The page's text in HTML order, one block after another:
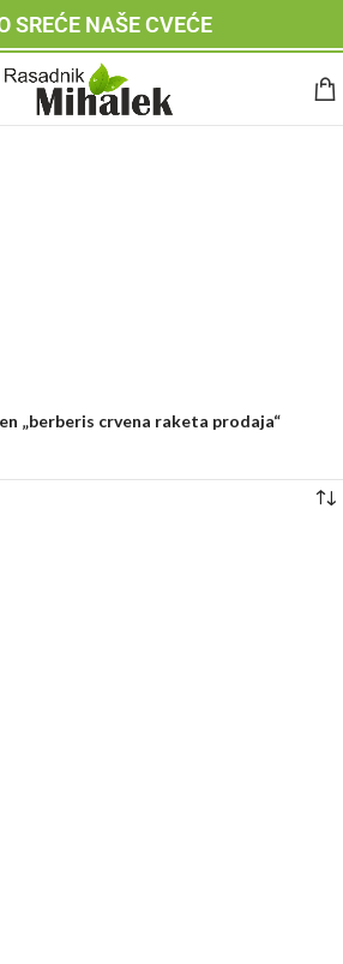
SREĆE NAŠE CVEĆE
„berberis crvena raketa prodaja“